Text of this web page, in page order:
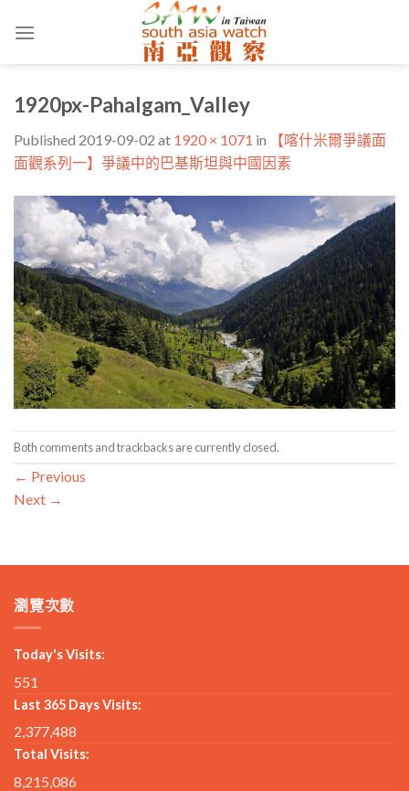
1920px-Pahalgam_Valley
Published 2019-09-02 at 1920 × 1071 in
【喀什米爾爭議面
面觀系列一】爭議中的巴基斯坦與中國因素
Both comments and trackbacks are currently closed.
← Previous
Next →
瀏覽次數
Today's Visits:
551
Last 365 Days Visits:
2,377,488
Total Visits:
8,215,086